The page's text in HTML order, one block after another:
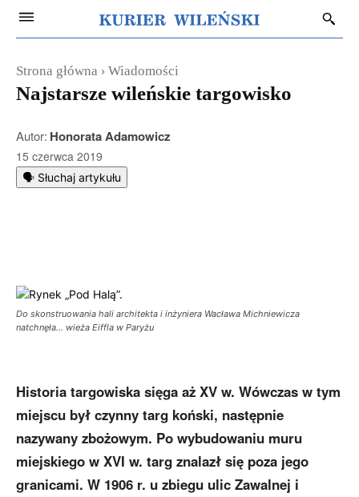
Strona główna Wiadomości
Najstarsze wileńskie targowisko
Autor: Honorata Adamowicz
15 czerwca 2019
🗣️ Słuchaj artykułu
Do skonstruowania hali architekta i inżyniera Wacława Michniewicza
natchnęła… wieża Eiffla w Paryżu
Historia targowiska sięga aż XV w. Wówczas w tym
miejscu był czynny targ koński, następnie
nazywany zbożowym. Po wybudowaniu muru
miejskiego w XVI w. targ znalazł się poza jego
granicami. W 1906 r. u zbiegu ulic Zawalnej i